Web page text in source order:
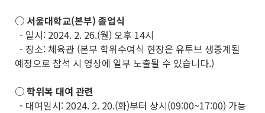
○ 서울대학교(본부) 졸업식
- 일시: 2024. 2. 26.(월) 오후 14시
- 장소: 체육관 (본부 학위수여식 현장은 유투브 생중계될
예정으로 참석 시 영상에 일부 노출될 수 있습니다.)
○ 학위복 대여 관련
- 대여일시: 2024. 2. 20.(화)부터 상시(09:00~17:00) 가능